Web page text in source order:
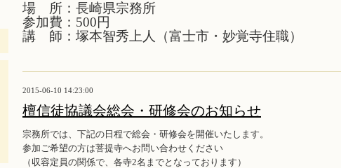
場 所：長崎県宗務所
参加費：500円
講 師：塚本智秀上人（富士市・妙覚寺住職）
2015-06-10 14:23:00
檀信徒協議会総会・研修会のお知らせ
宗務所では、下記の日程で総会・研修会を開催いたします。
参加ご希望の方は菩提寺へお問い合わせください
（収容定員の関係で、各寺2名までとなっております）